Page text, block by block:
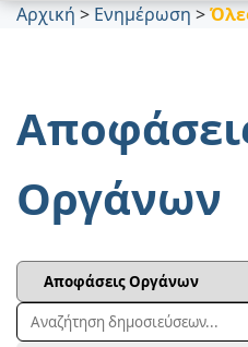
Αρχική > Ενημέρωση >
Οργάνων